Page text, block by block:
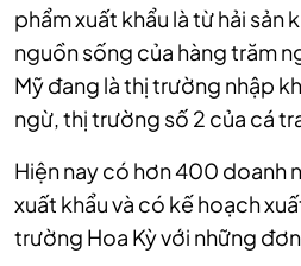
phẩm xuất khẩu là từ hải sản
nguồn sống của hàng trăm
Mỹ đang là thị trường nhập
ngừ, thị trường số 2 của cá
Hiện nay có hơn 400 doanh
xuất khẩu và có kế hoạch
trường Hoa Kỳ với những